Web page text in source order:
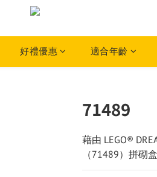
好禮優惠 適合年齡
71489
藉由 LEGO®
（71489）拼砌